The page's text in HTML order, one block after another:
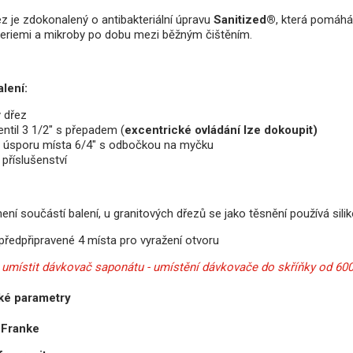
je zdokonalený o antibakteriální úpravu Sanitized®, která
a mikroby po dobu mezi běžným čištěním.
dřez
3 1/2" s přepadem (excentrické ovládání lze dokoupit)
místa 6/4" s odbočkou na myčku
součástí balení, u granitových dřezů se jako těsnění používá
4 místa pro vyražení otvoru
dávkovač saponátu - umístění dávkovače do skříňky od
parametry
Franke